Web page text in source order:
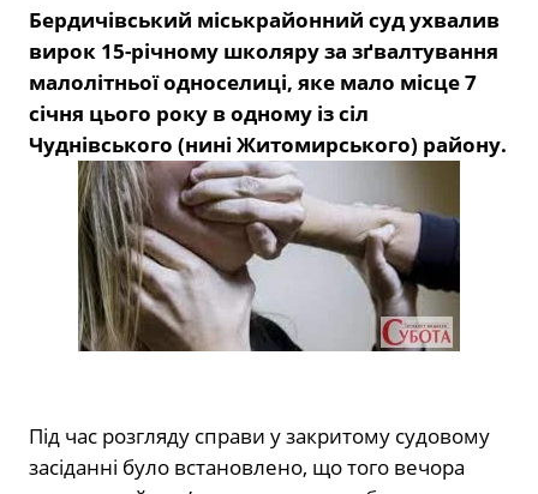
Бердичівський міськрайонний суд ухвалив
вирок 15-річному школяру за зґвалтування
малолітньої односелиці, яке мало місце 7
січня цього року в одному із сіл
Чуднівського (нині Житомирського) району.
Під час розгляду справи у закритому судовому
засіданні було встановлено, що того вечора